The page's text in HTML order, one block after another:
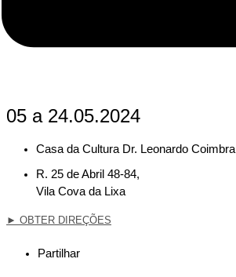
05 a 24.05.2024
Casa da Cultura Dr. Leonardo Coimbra
R. 25 de Abril 48-84,
Vila Cova da Lixa
► OBTER DIREÇÕES
Partilhar